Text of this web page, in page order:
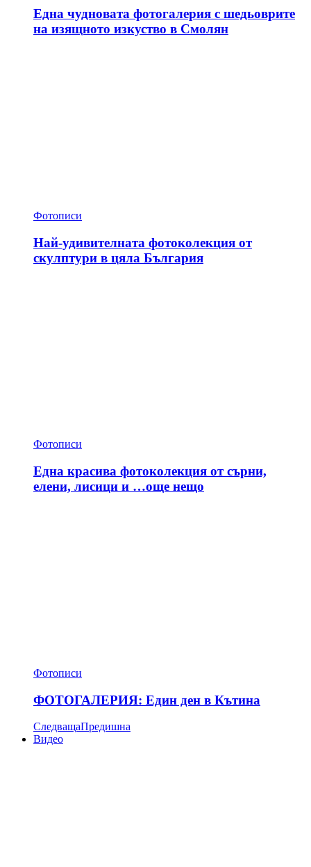
Една чудновата фотогалерия с шедьоврите
на изящното изкуство в Смолян
Фотописи
Най-удивителната фотоколекция от
скулптури в цяла България
Фотописи
Една красива фотоколекция от сърни,
елени, лисици и …още нещо
Фотописи
ФОТОГАЛЕРИЯ: Един ден в Кътина
СледващаПредишна
Видео